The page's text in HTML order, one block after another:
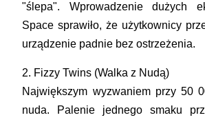
"ślepa". Wprowadzenie dużych
Space sprawiło, że użytkownicy
urządzenie padnie bez ostrzeżenia.
2. Fizzy Twins (Walka z Nudą)
Największym wyzwaniem przy 50
nuda. Palenie jednego smaku